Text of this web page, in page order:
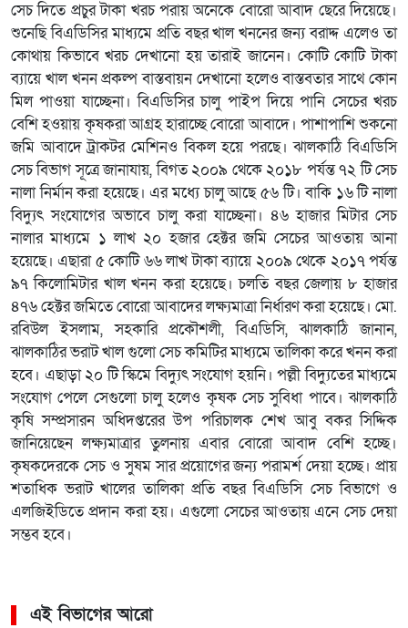
সেচ দিতে প্রচুর টাকা খরচ পরায় অনেকে বোরো আবাদ ছেরে দিয়েছে।
শুনেছি বিএডিসির মাধ্যমে প্রতি বছর খাল খননের জন্য বরাদ্দ এলেও তা
কোথায় কিভাবে খরচ দেখানো হয় তারাই জানেন। কোটি কোটি টাকা
ব্যায়ে খাল খনন প্রকল্প বাস্তবায়ন দেখানো হলেও বাস্তবতার সাথে কোন
মিল পাওয়া যাচ্ছেনা। বিএডিসির চালু পাইপ দিয়ে পানি সেচের খরচ
বেশি হওয়ায় কৃষকরা আগ্রহ হারাচ্ছে বোরো আবাদে। পাশাপাশি শুকনো
জমি আবাদে ট্রাকটর মেশিনও বিকল হয়ে পরছে। ঝালকাঠি বিএডিসি
সেচ বিভাগ সূত্রে জানাযায়, বিগত ২০০৯ থেকে ২০১৮ পর্যন্ত ৭২ টি সেচ
নালা নির্মান করা হয়েছে। এর মধ্যে চালু আছে ৫৬ টি। বাকি ১৬ টি নালা
বিদ্যুৎ সংযোগের অভাবে চালু করা যাচ্ছেনা। ৪৬ হাজার মিটার সেচ
নালার মাধ্যমে ১ লাখ ২০ হজার হেক্টর জমি সেচের আওতায় আনা
হয়েছে। এছারা ৫ কোটি ৬৬ লাখ টাকা ব্যায়ে ২০০৯ থেকে ২০১৭ পর্যন্ত
৯৭ কিলোমিটার খাল খনন করা হয়েছে। চলতি বছর জেলায় ৮ হাজার
৪৭৬ হেক্টর জমিতে বোরো আবাদের লক্ষ্যমাত্রা নির্ধারণ করা হয়েছে। মো.
রবিউল ইসলাম, সহকারি প্রকৌশলী, বিএডিসি, ঝালকাঠি জানান,
ঝালকাঠির ভরাট খাল গুলো সেচ কমিটির মাধ্যমে তালিকা করে খনন করা
হবে। এছাড়া ২০ টি স্কিমে বিদ্যুৎ সংযোগ হয়নি। পল্লী বিদ্যুতের মাধ্যমে
সংযোগ পেলে সেগুলো চালু হলেও কৃষক সেচ সুবিধা পাবে। ঝালকাঠি
কৃষি সম্প্রসারন অধিদপ্তরের উপ পরিচালক শেখ আবু বকর সিদ্দিক
জানিয়েছেন লক্ষ্যমাত্রার তুলনায় এবার বোরো আবাদ বেশি হচ্ছে।
কৃষকদেরকে সেচ ও সুষম সার প্রয়োগের জন্য পরামর্শ দেয়া হচ্ছে। প্রায়
শতাধিক ভরাট খালের তালিকা প্রতি বছর বিএডিসি সেচ বিভাগে ও
এলজিইডিতে প্রদান করা হয়। এগুলো সেচের আওতায় এনে সেচ দেয়া
সম্ভব হবে।
এই বিভাগের আরো